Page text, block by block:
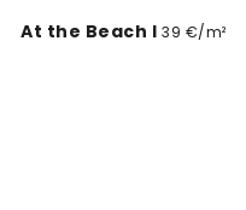
At the Beach I 39 €/m²